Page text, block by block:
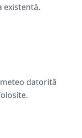
existentă.
datorită